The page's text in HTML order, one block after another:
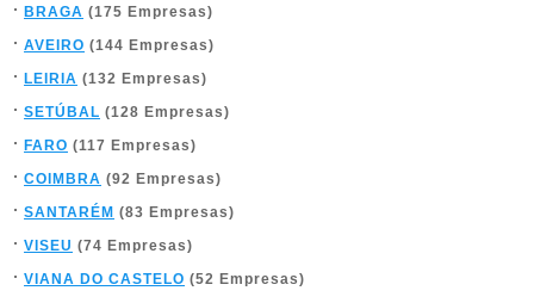
BRAGA (175 Empresas)
AVEIRO (144 Empresas)
LEIRIA (132 Empresas)
SETÚBAL (128 Empresas)
FARO (117 Empresas)
COIMBRA (92 Empresas)
SANTARÉM (83 Empresas)
VISEU (74 Empresas)
VIANA DO CASTELO (52 Empresas)